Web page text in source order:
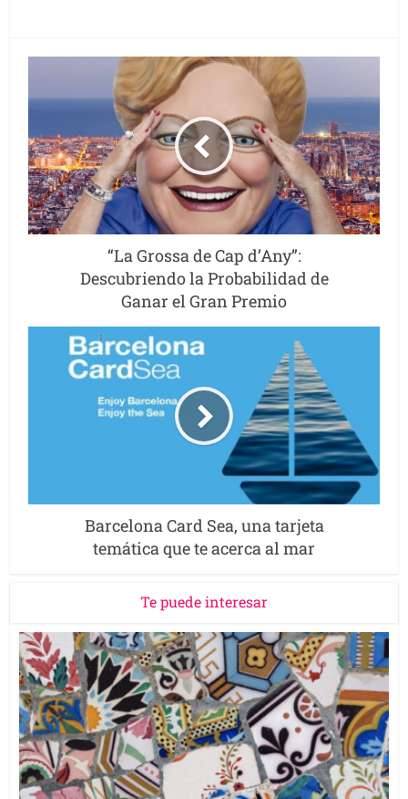
“La Grossa de Cap d’Any”:
Descubriendo la Probabilidad de
Ganar el Gran Premio
Barcelona Card Sea, una tarjeta
temática que te acerca al mar
Te puede interesar